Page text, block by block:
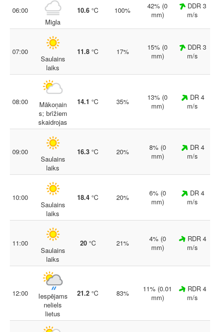
06:00
Migla
10.6 °C 100%
42% (0
mm)
DDR 3
m/s
07:00
Saulains
laiks
11.8 °C 17%
15% (0
mm)
DDR 3
m/s
08:00
Mākoņain
s; brīžiem
skaidrojas
14.1 °C 35%
13% (0
mm)
DR 4
m/s
09:00
Saulains
laiks
16.3 °C 20%
8% (0
mm)
DR 4
m/s
10:00
Saulains
laiks
18.4 °C 20%
6% (0
mm)
DR 4
m/s
11:00
Saulains
laiks
20°C 21%
4% (0
mm)
RDR 4
m/s
12:00
Iespējams
neliels
lietus
21.2 °C 83%
11% (0.01
mm)
RDR 4
m/s